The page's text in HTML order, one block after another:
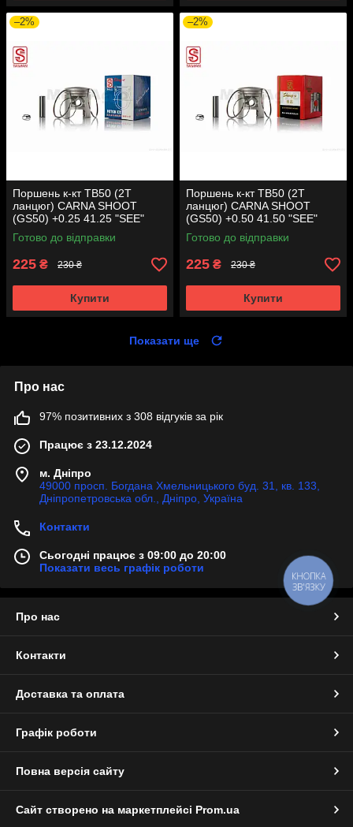
–2%
Поршень к-кт TB50 (2T
ланцюг) CARNA SHOOT
(GS50) +0.25 41.25 "SEE"
(Sheng-E) таємниця (акція)
Готово до відправки
225 ₴ 230 ₴
Купити
–2%
Поршень к-кт TB50 (2T
ланцюг) CARNA SHOOT
(GS50) +0.50 41.50 "SEE"
(Sheng-E) таємниця (акція)
Готово до відправки
225 ₴ 230 ₴
Купити
Показати ще
Про нас
97% позитивних з 308 відгуків за рік
Працює з 23.12.2024
м. Дніпро
49000 просп. Богдана Хмельницького буд. 31, кв. 133,
Дніпропетровська обл., Дніпро, Україна
Контакти
Сьогодні працює з 09:00 до 20:00
Показати весь графік роботи
Про нас
Контакти
Доставка та оплата
Графік роботи
Повна версія сайту
Сайт створено на маркетплейсі Prom.ua
КНОПКА
ЗВ'ЯЗКУ